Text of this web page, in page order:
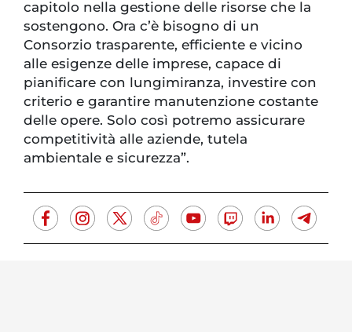
capitolo nella gestione delle risorse che la
sostengono. Ora c’è bisogno di un
Consorzio trasparente, efficiente e vicino
alle esigenze delle imprese, capace di
pianificare con lungimiranza, investire con
criterio e garantire manutenzione costante
delle opere. Solo così potremo assicurare
competitività alle aziende, tutela
ambientale e sicurezza”.